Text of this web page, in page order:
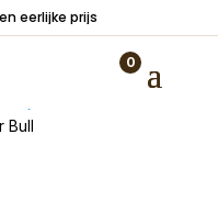
eerlijke prijs
0
Bull